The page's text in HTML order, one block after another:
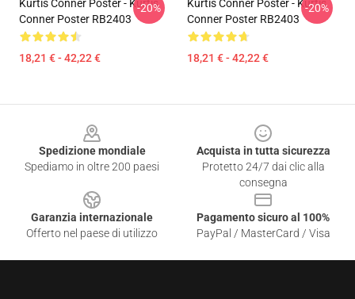
Kurtis Conner Poster - Kurtis
Conner Poster RB2403
18,21 € - 42,22 €
-20%
Kurtis Conner Poster - Kurtis
Conner Poster RB2403
18,21 € - 42,22 €
-20%
Spedizione mondiale
Spediamo in oltre 200 paesi
Acquista in tutta sicurezza
Protetto 24/7 dai clic alla
consegna
Garanzia internazionale
Offerto nel paese di utilizzo
Pagamento sicuro al 100%
PayPal / MasterCard / Visa